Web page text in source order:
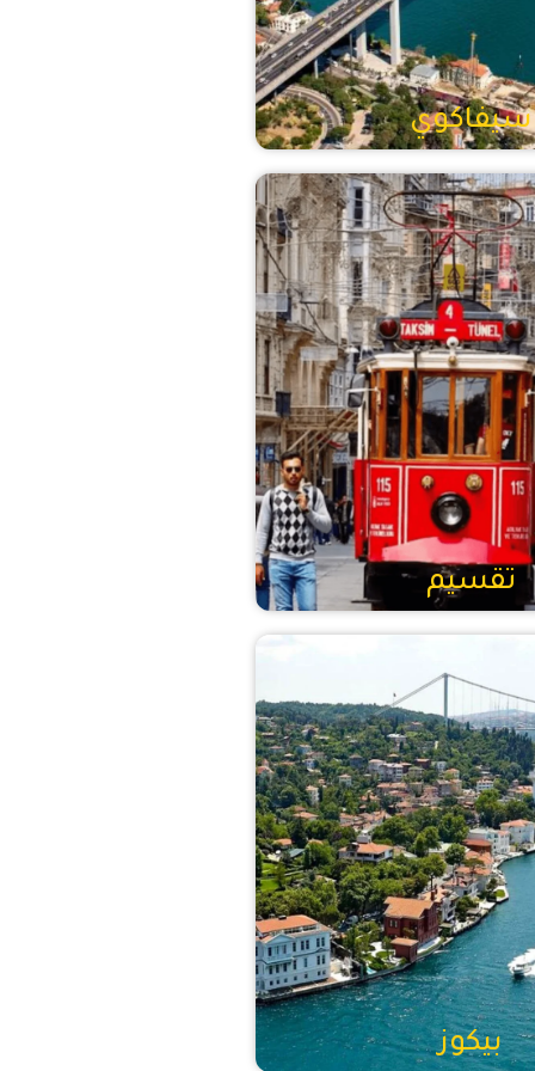
سيفاكوي
تقسيم
بيكوز